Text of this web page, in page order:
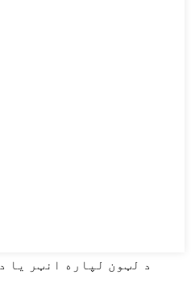
د لټون لپاره انټر یا د